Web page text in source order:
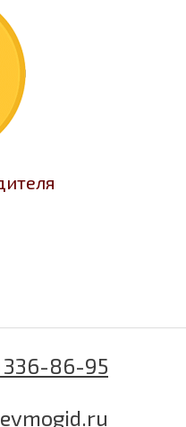
336-86-95